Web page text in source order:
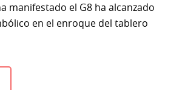
manifestado el G8 ha alcanzado
en el enroque del tablero